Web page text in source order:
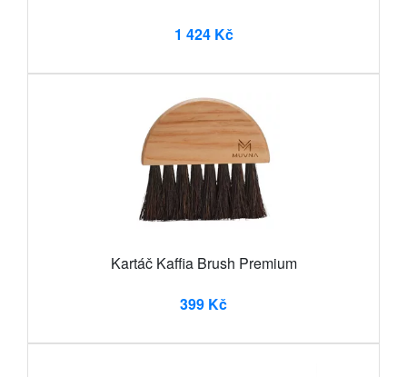
1 424 Kč
Kartáč Kaffia Brush Premium
399 Kč